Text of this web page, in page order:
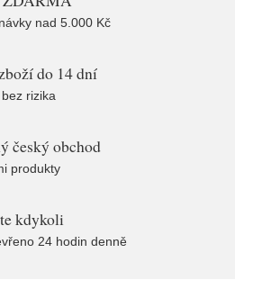
nad 5.000 Kč
do 14 dní
rizika
český obchod
produkty
kdykoli
24 hodin denně